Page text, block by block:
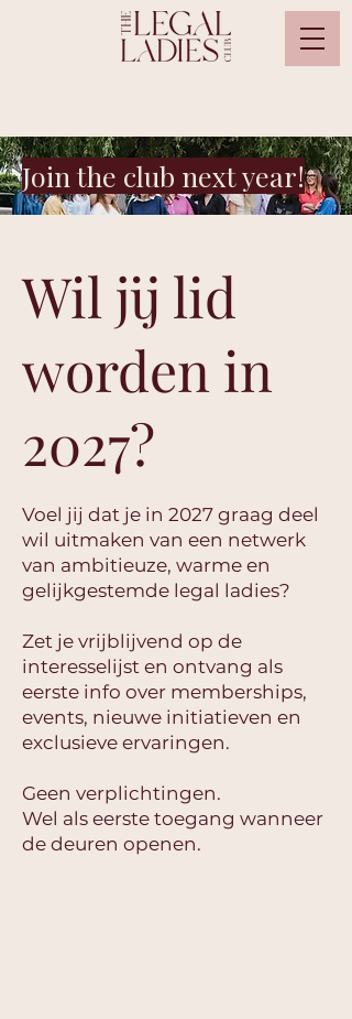
Join the club next year!
Wil jij lid
worden in
2027?
Voel jij dat je in 2027 graag deel
wil uitmaken van een netwerk
van ambitieuze, warme en
gelijkgestemde legal ladies?
Zet je vrijblijvend op de
interesselijst en ontvang als
eerste info over memberships,
events, nieuwe initiatieven en
exclusieve ervaringen.
Geen verplichtingen.
Wel als eerste toegang wanneer
de deuren openen.